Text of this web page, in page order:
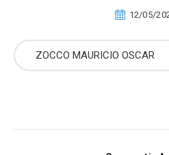
12/05/